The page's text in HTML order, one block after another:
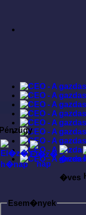
Pénzügy
�ves
Esem�nyek